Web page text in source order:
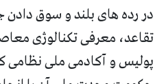
در رده های بلند و سوق دادن
تقاعد، معرفی تکنالوژی
پولیس و آکادمی ملی نظامی